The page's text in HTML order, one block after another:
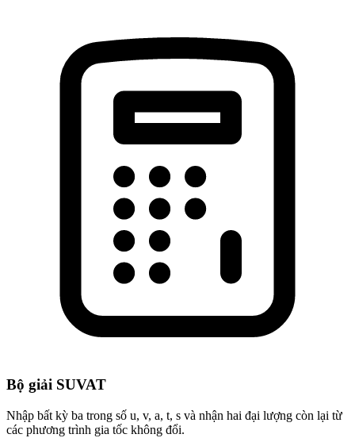
Bộ giải SUVAT
Nhập bất kỳ ba trong số u, v, a, t, s và nhận hai đại lượng còn lại từ
các phương trình gia tốc không đổi.